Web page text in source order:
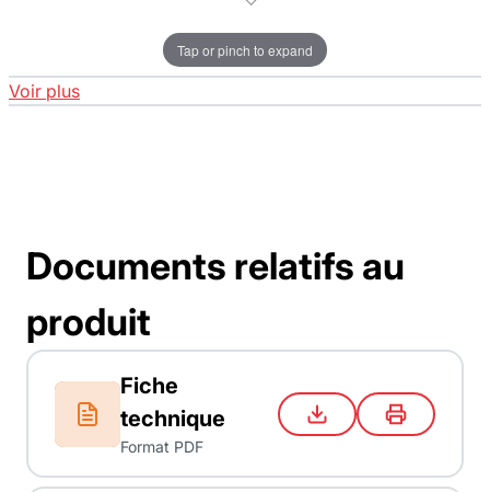
Tap or pinch to expand
Voir plus
Documents relatifs au
produit
Fiche
technique
Format PDF